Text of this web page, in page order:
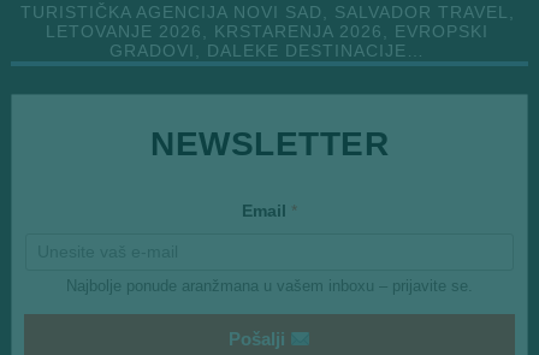
TURISTIČKA AGENCIJA NOVI SAD, SALVADOR TRAVEL,
LETOVANJE 2026, KRSTARENJA 2026, EVROPSKI
GRADOVI, DALEKE DESTINACIJE…
NEWSLETTER
*
Email *
Najbolje ponude aranžmana u vašem inboxu – prijavite se.
Pošalji